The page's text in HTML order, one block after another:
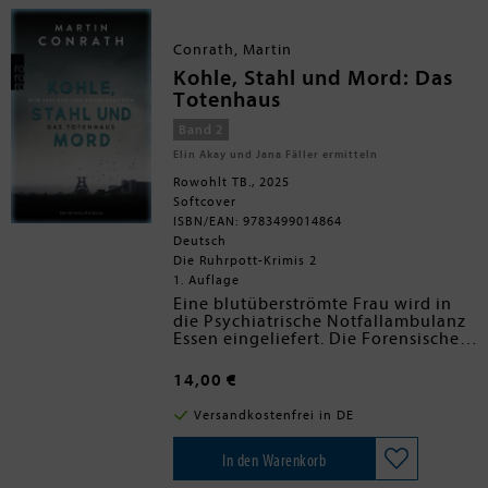
entfernt lauert ...
»Es ist ein Vergnügen, so gekonnt auf
die falsche Fährte geführt zu werden.«
The Times
»Ein Pageturner mit mörderischem
Twist, der schockiert und überrascht.«
The Bookseller
Conrath, Martin
Kohle, Stahl und Mord: Das
Totenhaus
Band 2
Elin Akay und Jana Fäller ermitteln
Rowohlt TB., 2025
Softcover
ISBN/EAN: 9783499014864
Deutsch
Die Ruhrpott-Krimis 2
1. Auflage
Eine blutüberströmte Frau wird in
die Psychiatrische Notfallambulanz
Essen eingeliefert. Die Forensische
den Fall, doch ihre Patientin, die
sich Eva nennt, kann sich an nichts
erinnern. Und das Blut auf ihrem
Körper stammt von jemand
anderem. Jana zieht ihre Freundin
Elin Akay hinzu,
Kriminalhauptkommissarin der
14,00 €
Versandkostenfrei in DE
In den Warenkorb